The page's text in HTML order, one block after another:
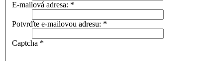
E-mailová adresa: *
Potvrďte e-mailovou adresu: *
Captcha *